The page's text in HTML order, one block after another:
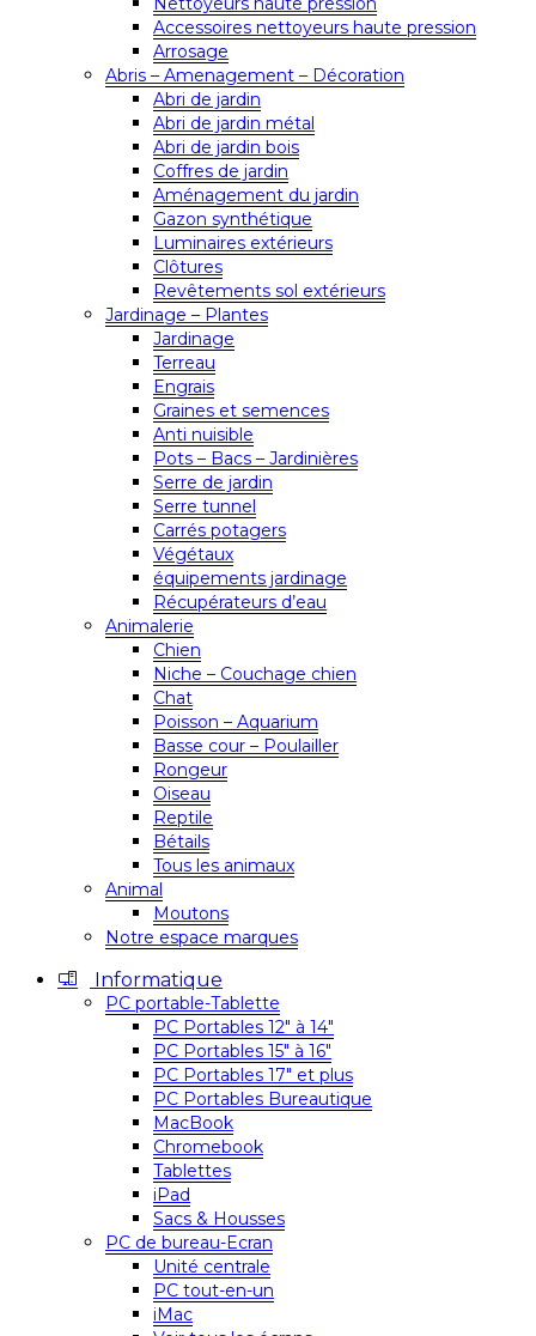
Accessoires nettoyeurs haute pression
Arrosage
Abris – Amenagement – Décoration
Abri de jardin
Abri de jardin métal
Abri de jardin bois
Coffres de jardin
Aménagement du jardin
Gazon synthétique
Luminaires extérieurs
Clôtures
Revêtements sol extérieurs
Jardinage – Plantes
Jardinage
Terreau
Engrais
Graines et semences
Anti nuisible
Pots – Bacs – Jardinières
Serre de jardin
Serre tunnel
Carrés potagers
Végétaux
équipements jardinage
Récupérateurs d’eau
Animalerie
Chien
Niche – Couchage chien
Chat
Poisson – Aquarium
Basse cour – Poulailler
Rongeur
Oiseau
Reptile
Bétails
Tous les animaux
Animal
Moutons
Notre espace marques
Informatique
PC portable-Tablette
PC Portables 12″ à 14″
PC Portables 15″ à 16″
PC Portables 17″ et plus
PC Portables Bureautique
MacBook
Chromebook
Tablettes
iPad
Sacs & Housses
PC de bureau-Ecran
Unité centrale
PC tout-en-un
iMac